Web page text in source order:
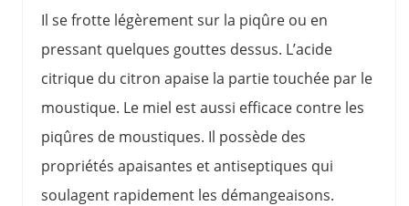
Il se frotte légèrement sur la piqûre ou en
pressant quelques gouttes dessus. L’acide
citrique du citron apaise la partie touchée par le
moustique. Le miel est aussi efficace contre les
piqûres de moustiques. Il possède des
propriétés apaisantes et antiseptiques qui
soulagent rapidement les démangeaisons.